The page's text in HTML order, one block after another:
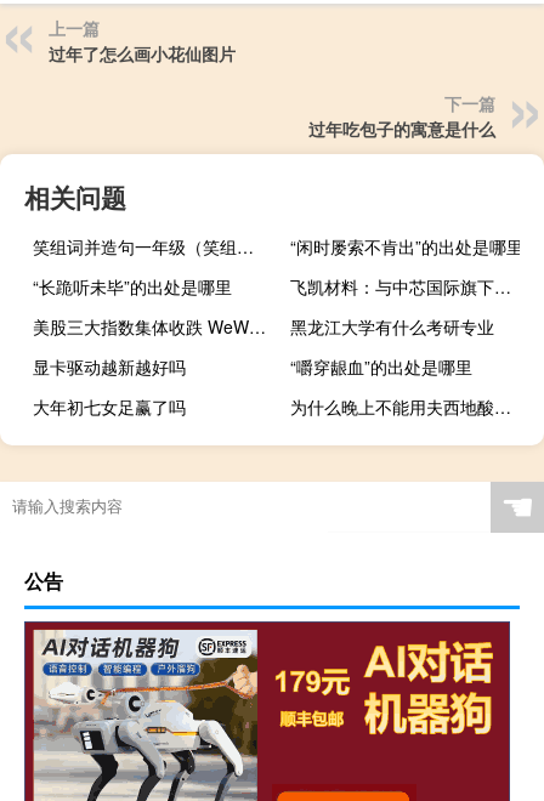
上一篇
过年了怎么画小花仙图片
下一篇
过年吃包子的寓意是什么
相关问题
笑组词并造句一年级（笑组词）
“闲时屡索不肯出”的出处是哪里
“长跪听未毕”的出处是哪里
飞凯材料：与中芯国际旗下企业有业务往来
美股三大指数集体收跌 WeWork大跌约40%
黑龙江大学有什么考研专业
显卡驱动越新越好吗
“嚼穿龈血”的出处是哪里
大年初七女足赢了吗
为什么晚上不能用夫西地酸乳膏（为什么晚上不能照镜子）
☚
公告